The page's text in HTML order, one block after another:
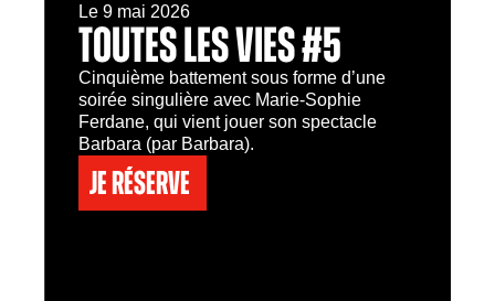
Le 9 mai 2026
TOUTES LES VIES #5
Cinquième battement sous forme d’une
soirée singulière avec Marie-Sophie
Ferdane, qui vient jouer son spectacle
Barbara (par Barbara).
Je réserve